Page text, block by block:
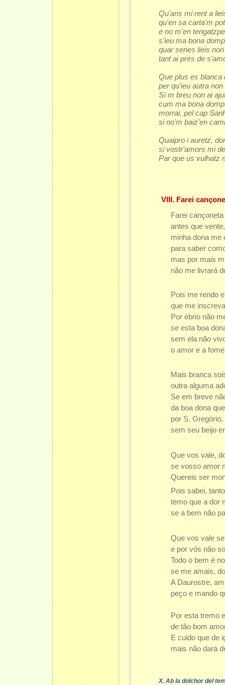
Qu'ans mi rent a
qu'en sa carta'm
e no m'en
s'ieu ma bona
quar senes lieis
tant ai près de
Que plus es blanca
per qu'ieu autra non
Sí m breu non ai
cum ma bona
morrai, pel cap
si no'm baiz'en
Quaipro i auretz,
si vostr'amors mi
Par que us vulhatz
VIII. Farei
Farei
antes que
minha dona me
para saber
mas por mais
não me livrará
Pois me rendo
que me
Por ébrio não
se esta boa
sem ela não
o amor e a
Mais branca
outra alguma
Se em breve
da boa dona
por S.
sem seu beijo
Que vos vale,
se vosso amor
Quereis ser
Pois sabei,
temo que a dor
se a bem não
Que vos vale
e por vós não
Todo o bem é
se me amais,
A Daurostre,
peço e mando
Por esta tremo
de tão bom
E cuido que de
mais não dará
X. Ab la dolchor del